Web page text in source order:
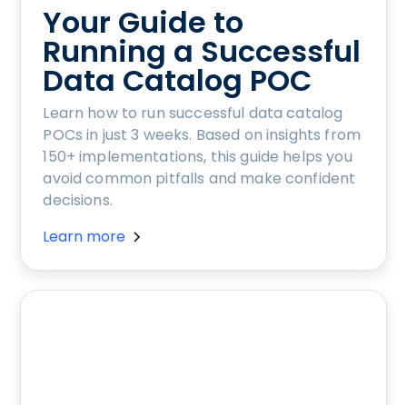
Your Guide to
Running a Successful
Data Catalog POC
Learn how to run successful data catalog
POCs in just 3 weeks. Based on insights from
150+ implementations, this guide helps you
avoid common pitfalls and make confident
decisions.
Learn more